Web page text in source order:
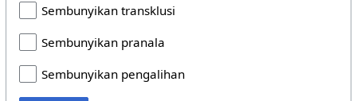
Sembunyikan transklusi
Sembunyikan pranala
Sembunyikan pengalihan